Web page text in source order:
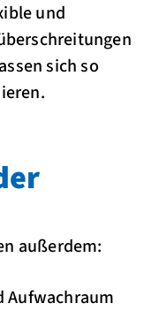
und
sich so
außerdem:
Aufwachraum